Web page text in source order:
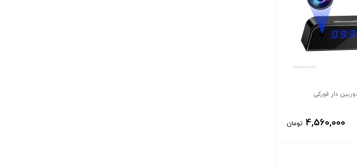
دار فورکی
4,560,000 تومان